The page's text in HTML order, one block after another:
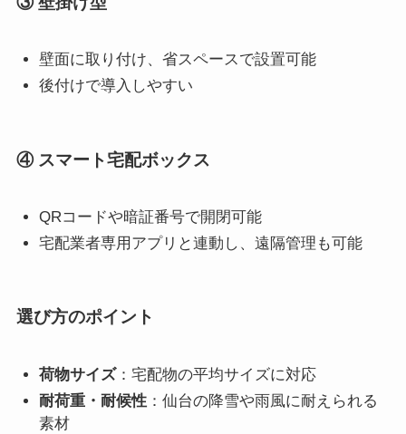
壁面に取り付け、省スペースで設置可能
後付けで導入しやすい
④ スマート宅配ボックス
QRコードや暗証番号で開閉可能
宅配業者専用アプリと連動し、遠隔管理も可能
選び方のポイント
荷物サイズ：宅配物の平均サイズに対応
耐荷重・耐候性 ：仙台の降雪や雨風に耐えられる
素材